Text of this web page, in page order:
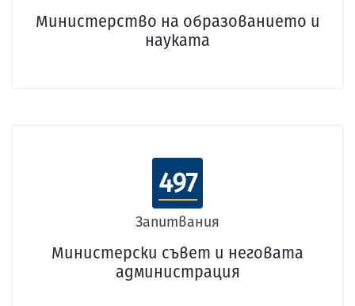
Министерство на образованието и
науката
497
Запитвания
Министерски съвет и неговата
администрация